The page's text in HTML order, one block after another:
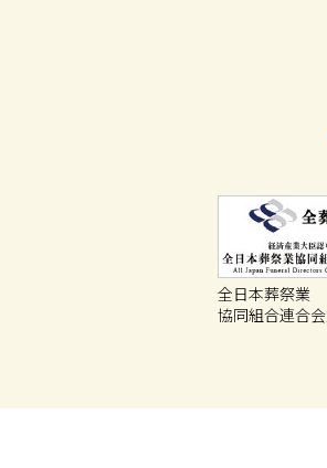
全日本葬祭業
協同組合連合